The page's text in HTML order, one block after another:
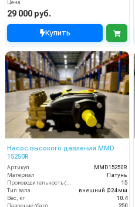
Цена
29 000 руб.
Купить
Насос высокого давления MMD
15250R
Артикул
MMD15250R
Материал
Латунь
Производительность (л/мин)
15
Тип вала
внешний Ø24 мм
Вес, кг
10.4